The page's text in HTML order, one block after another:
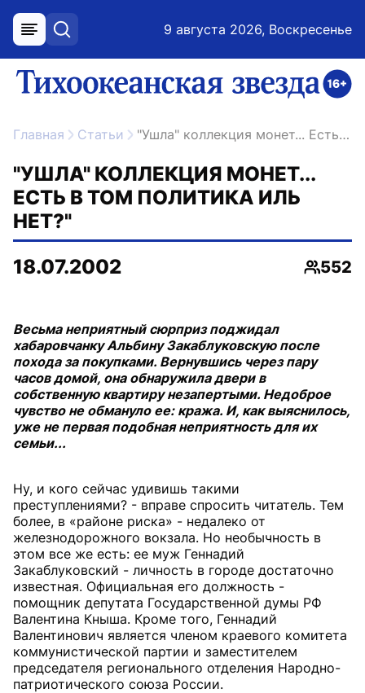
меню поиск 9 августа 2026, Воскресенье
ссылка на главную
Главная Статьи "Ушла" коллекция монет... Есть в том политика иль нет?"
"УШЛА" КОЛЛЕКЦИЯ МОНЕТ...
ЕСТЬ В ТОМ ПОЛИТИКА ИЛЬ
НЕТ?"
18.07.2002
552
Весьма неприятный сюрприз поджидал
хабаровчанку Альбину Закаблуковскую после
похода за покупками. Вернувшись через пару
часов домой, она обнаружила двери в
собственную квартиру незапертыми. Недоброе
чувство не обмануло ее: кража. И, как выяснилось,
уже не первая подобная неприятность для их
семьи...
Ну, и кого сейчас удивишь такими
преступлениями? - вправе спросить читатель. Тем
более, в «районе риска» - недалеко от
железнодорожного вокзала. Но необычность в
этом все же есть: ее муж Геннадий
Закаблуковский - личность в городе достаточно
известная. Официальная его должность -
помощник депутата Государственной думы РФ
Валентина Кныша. Кроме того, Геннадий
Валентинович является членом краевого комитета
коммунистической партии и заместителем
председателя регионального отделения Народно-
патриотического союза России.